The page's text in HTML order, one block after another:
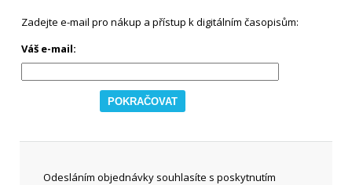
Zadejte e-mail pro nákup a přístup k digitálním časopisům:
Váš e-mail:
Odesláním objednávky souhlasíte s poskytnutím